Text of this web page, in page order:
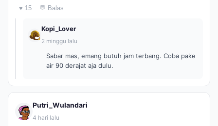
♥ 15 💬 Balas
Kopi_Lover
2 minggu lalu
Sabar mas, emang butuh jam terbang. Coba pake
air 90 derajat aja dulu.
Putri_Wulandari
4 hari lalu